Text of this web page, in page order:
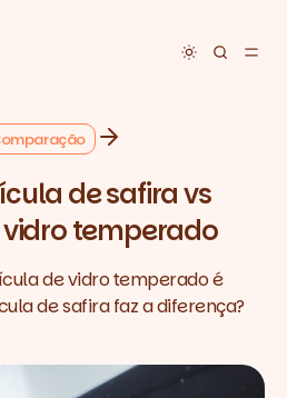
Toggle
de safira vs
temperado
de vidro temperado é
de safira faz a diferença?